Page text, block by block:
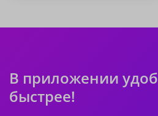
В приложении
быстрее!